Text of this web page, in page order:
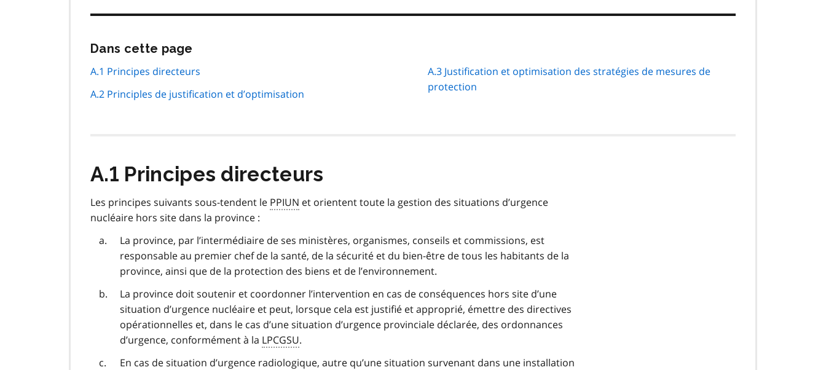
Dans cette page
page
A.1 Principes directeurs
A.2 Principles de justification et d’optimisation
A.3 Justification et optimisation des stratégies de mesures de
protection
A.1 Principes directeurs
Les principes suivants sous-tendent le PPIUN et orientent toute la gestion des situations d’urgence
nucléaire hors site dans la province :
La province, par l’intermédiaire de ses ministères, organismes, conseils et commissions, est
responsable au premier chef de la santé, de la sécurité et du bien-être de tous les habitants de la
province, ainsi que de la protection des biens et de l’environnement.
La province doit soutenir et coordonner l’intervention en cas de conséquences hors site d’une
situation d’urgence nucléaire et peut, lorsque cela est justifié et approprié, émettre des directives
opérationnelles et, dans le cas d’une situation d’urgence provinciale déclarée, des ordonnances
d’urgence, conformément à la LPCGSU.
En cas de situation d’urgence radiologique, autre qu’une situation survenant dans une installation